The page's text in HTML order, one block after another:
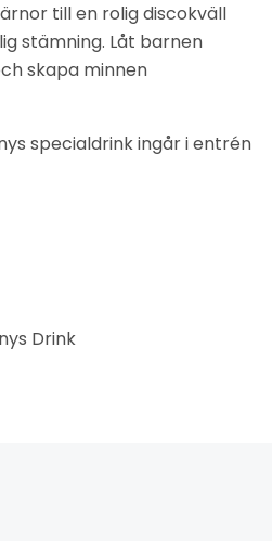
till en rolig discokväll
stämning. Låt barnen
skapa minnen
specialdrink ingår i entrén
Drink